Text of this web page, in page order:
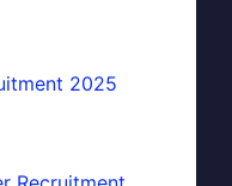
2025